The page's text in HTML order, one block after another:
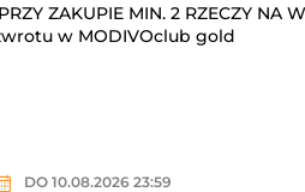
ZAKUPIE MIN. 2 RZECZY NA
w MODIVOclub gold
DO 10.08.2026 23:59